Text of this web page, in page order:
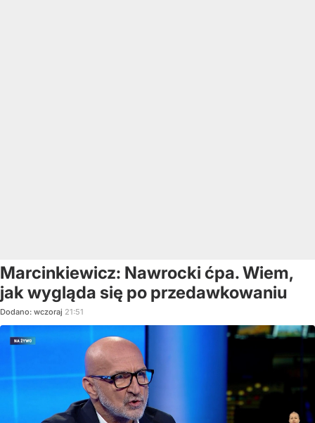
Marcinkiewicz: Nawrocki ćpa. Wiem,
jak wygląda się po przedawkowaniu
Dodano: wczoraj 21:51